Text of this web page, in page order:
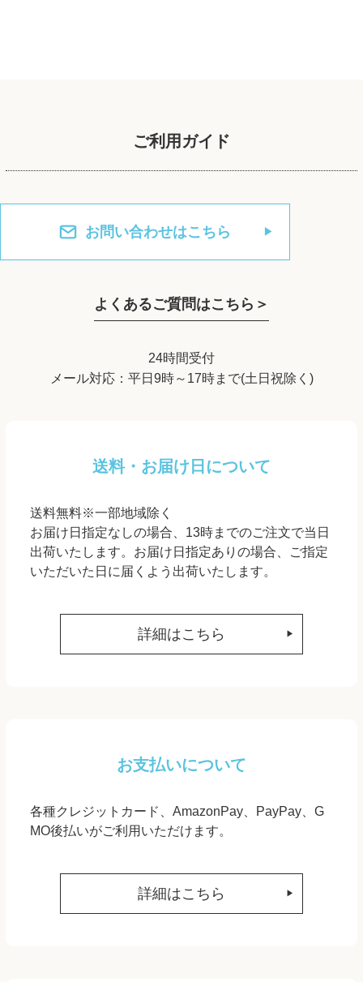
ご利用ガイド
お問い合わせはこちら
よくあるご質問はこちら＞
24時間受付
メール対応：平日9時～17時まで(土日祝除く)
送料・お届け日について
送料無料※一部地域除く
お届け日指定なしの場合、13時までのご注文で当日
出荷いたします。お届け日指定ありの場合、ご指定
いただいた日に届くよう出荷いたします。
詳細はこちら
お支払いについて
各種クレジットカード、AmazonPay、PayPay、G
MO後払いがご利用いただけます。
詳細はこちら